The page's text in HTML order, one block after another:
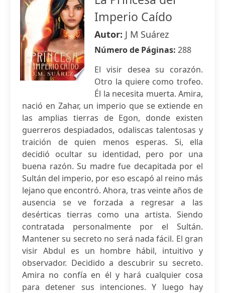
Imperio Caído
Autor: J M Suárez
Número de Páginas: 288
El visir desea su corazón.
Otro la quiere como trofeo.
Él la necesita muerta. Amira,
nació en Zahar, un imperio que se extiende en
las amplias tierras de Egon, donde existen
guerreros despiadados, odaliscas talentosas y
traición de quien menos esperas. Si, ella
decidió ocultar su identidad, pero por una
buena razón. Su madre fue decapitada por el
Sultán del imperio, por eso escapó al reino más
lejano que encontró. Ahora, tras veinte años de
ausencia se ve forzada a regresar a las
desérticas tierras como una artista. Siendo
contratada personalmente por el Sultán.
Mantener su secreto no será nada fácil. El gran
visir Abdul es un hombre hábil, intuitivo y
observador. Decidido a descubrir su secreto.
Amira no confía en él y hará cualquier cosa
para detener sus intenciones. Y luego hay